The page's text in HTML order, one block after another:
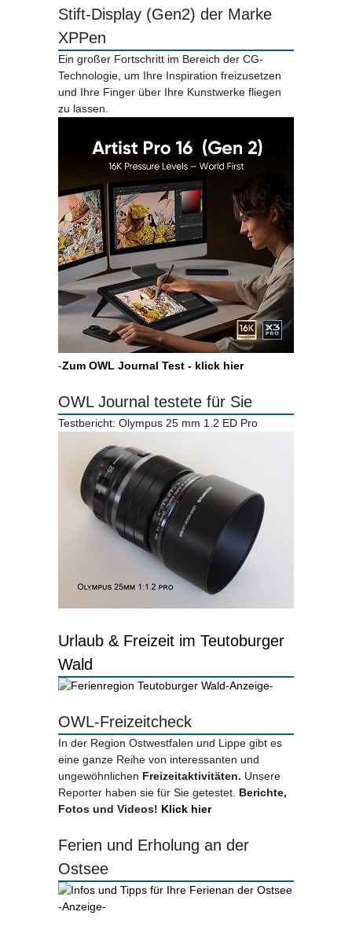
Stift-Display (Gen2) der Marke
XPPen
Ein großer Fortschritt im Bereich der CG-
Technologie, um Ihre Inspiration freizusetzen
und Ihre Finger über Ihre Kunstwerke fliegen
zu lassen.
-Zum OWL Journal Test - klick hier
OWL Journal testete für Sie
Testbericht: Olympus 25 mm 1.2 ED Pro
Urlaub & Freizeit im Teutoburger
Wald
-Anzeige-
OWL-Freizeitcheck
In der Region Ostwestfalen und Lippe gibt es
eine ganze Reihe von interessanten und
ungewöhnlichen Freizeitaktivitäten. Unsere
Reporter haben sie für Sie getestet. Berichte,
Fotos und Videos! Klick hier
Ferien und Erholung an der
Ostsee
-Anzeige-